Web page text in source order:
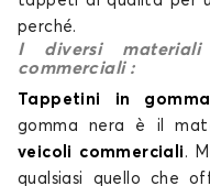
perché.
I diversi
commerciali :
Tappetini in
gomma nera è il
veicoli commerciali .
qualsiasi quello che